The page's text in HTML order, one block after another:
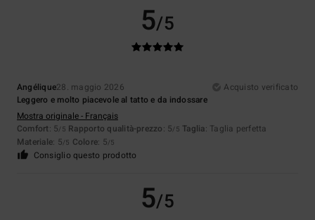
5/5
Angélique28. maggio 2026
Acquisto verificato
Leggero e molto piacevole al tatto e da indossare
Mostra originale - Français
Comfort: 5/5 Rapporto qualità-prezzo: 5/5 Taglia: Taglia perfetta
Materiale: 5/5 Colore: 5/5
Consiglio questo prodotto
5/5